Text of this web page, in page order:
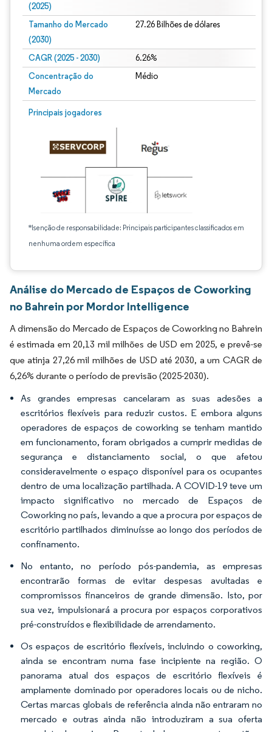
(2025)
Tamanho do Mercado
(2030)
27.26 Bilhões de dólares
CAGR (2025 - 2030) 6.26%
Concentração do
Mercado
Médio
Principais jogadores
*Isenção de responsabilidade: Principais participantes classificados em
nenhuma ordem específica
Análise do Mercado de Espaços de Coworking
no Bahrein por Mordor Intelligence
A dimensão do Mercado de Espaços de Coworking no Bahrein
é estimada em 20,13 mil milhões de USD em 2025, e prevê-se
que atinja 27,26 mil milhões de USD até 2030, a um CAGR de
6,26% durante o período de previsão (2025-2030).
As grandes empresas cancelaram as suas adesões a
escritórios flexíveis para reduzir custos. E embora alguns
operadores de espaços de coworking se tenham mantido
em funcionamento, foram obrigados a cumprir medidas de
segurança e distanciamento social, o que afetou
consideravelmente o espaço disponível para os ocupantes
dentro de uma localização partilhada. A COVID-19 teve um
impacto significativo no mercado de Espaços de
Coworking no país, levando a que a procura por espaços de
escritório partilhados diminuísse ao longo dos períodos de
confinamento.
No entanto, no período pós-pandemia, as empresas
encontrarão formas de evitar despesas avultadas e
compromissos financeiros de grande dimensão. Isto, por
sua vez, impulsionará a procura por espaços corporativos
pré-construídos e flexibilidade de arrendamento.
Os espaços de escritório flexíveis, incluindo o coworking,
ainda se encontram numa fase incipiente na região. O
panorama atual dos espaços de escritório flexíveis é
amplamente dominado por operadores locais ou de nicho.
Certas marcas globais de referência ainda não entraram no
mercado e outras ainda não introduziram a sua oferta